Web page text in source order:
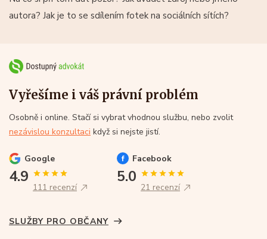
autora? Jak je to se sdílením fotek na sociálních sítích?
Vyřešíme i váš právní problém
Osobně i online. Stačí si vybrat vhodnou službu, nebo zvolit
nezávislou konzultaci když si nejste jistí.
Google
4.9
111 recenzí
Facebook
5.0
21 recenzí
SLUŽBY PRO OBČANY